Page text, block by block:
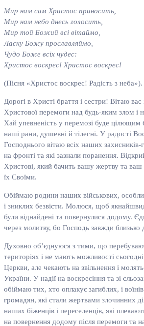
Мир нам сам Христос приносить,
Мир нам небо днесь голосить,
Мир той Божий всі вітаймо,
Ласку Божу прославляймо,
Чудо Боже всіх чудес:
Христос воскрес! Христос воскрес!
(Пісня «Христос воскрес! Радість з неба»).
Дорогі в Христі браття і сестри! Вітаю вас
Христової перемоги над будь-яким злом
Хай упевненість у перемозі буде цілющим
наші рани, душевні й тілесні. У радості
Господнього вітаю всіх наших захисників-
на фронті та які зазнали поранення.
Христові, який бачить вашу жертву та ваш
їх Своїми.
Обіймаю родини наших військових,
і зниклих безвісти. Молюся, щоб
були віднайдені та повернулися додому.
через молитву, бо Господь завжди близько
Духовно об’єднуюся з тими, що
територіях і не мають можливості сьогодні
Церкви, але чекають на звільнення і
України. У надії на воскресіння та зі
обіймаю тих, хто оплакує загиблих, і
громадян, які стали жертвами злочинних
наших біженців і переселенців, які
на повернення додому після перемоги та